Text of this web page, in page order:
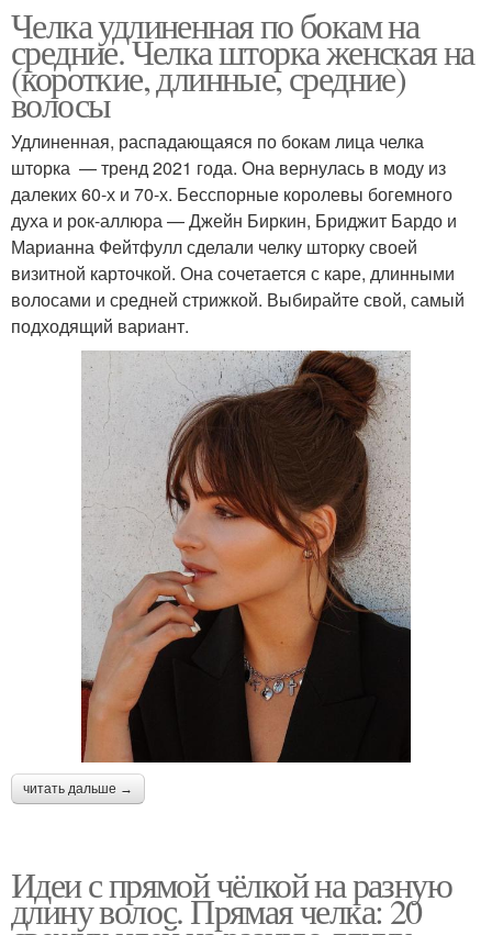
Челка удлиненная по бокам на
средние. Челка шторка женская на
(короткие, длинные, средние)
волосы
Удлиненная, распадающаяся по бокам лица челка
шторка — тренд 2021 года. Она вернулась в моду из
далеких 60-х и 70-х. Бесспорные королевы богемного
духа и рок-аллюра — Джейн Биркин, Бриджит Бардо и
Марианна Фейтфулл сделали челку шторку своей
визитной карточкой. Она сочетается с каре, длинными
волосами и средней стрижкой. Выбирайте свой, самый
подходящий вариант.
читать дальше →
Идеи с прямой чёлкой на разную
длину волос. Прямая челка: 20